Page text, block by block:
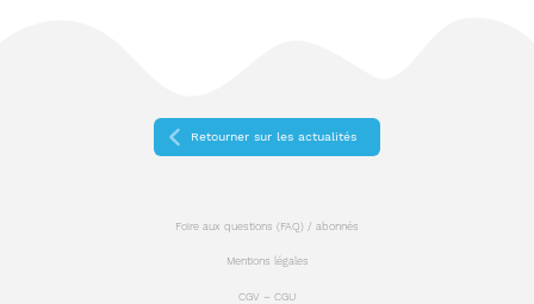
Retourner sur les actualités
Foire aux questions (FAQ) / abonnés
Mentions légales
CGV – CGU